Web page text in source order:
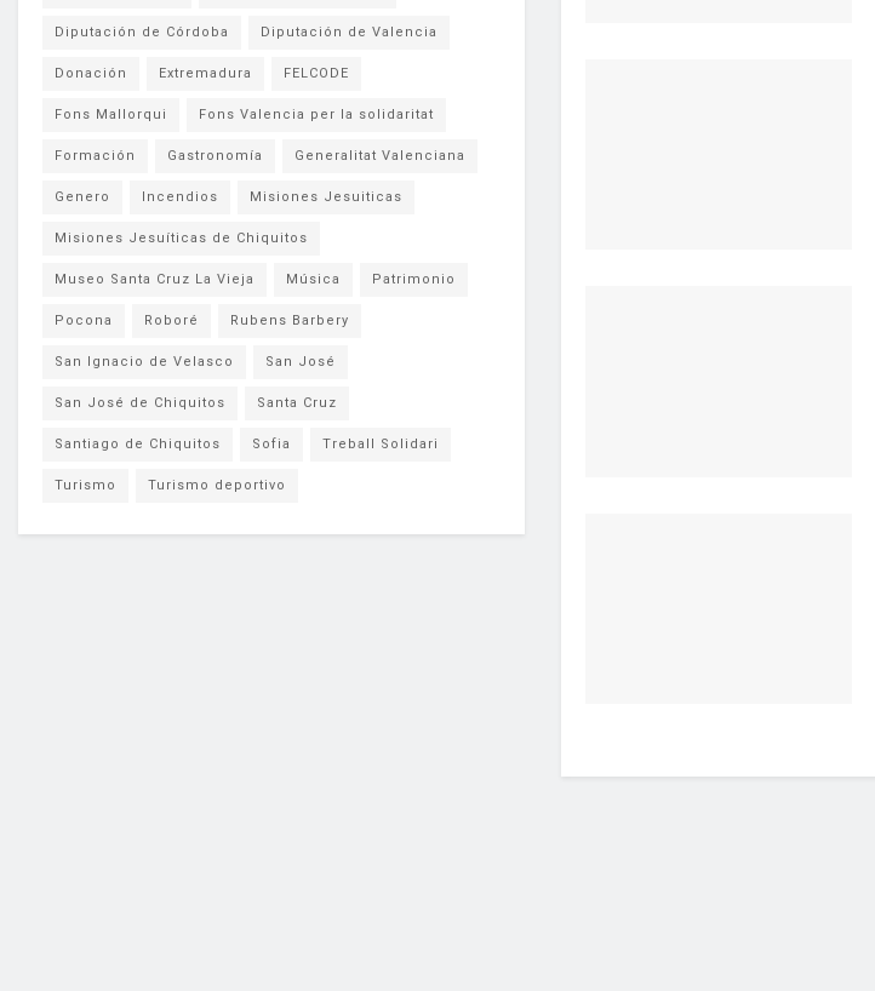
Diputación de Córdoba Diputación de Valencia
Donación Extremadura FELCODE
Fons Mallorqui Fons Valencia per la solidaritat
Formación Gastronomía Generalitat Valenciana
Genero Incendios Misiones Jesuiticas
Misiones Jesuíticas de Chiquitos
Museo Santa Cruz La Vieja Música Patrimonio
Pocona Roboré Rubens Barbery
San Ignacio de Velasco San José
San José de Chiquitos Santa Cruz
Santiago de Chiquitos Sofia Treball Solidari
Turismo Turismo deportivo